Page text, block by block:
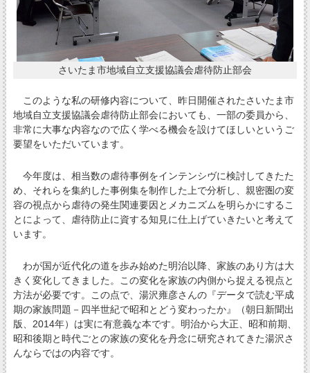
さいたま市地域自立支援協議会虐待防止部会
このような私の研修内容について、昨日開催されたさいたま市
地域自立支援協議会虐待防止部会においても、一部の委員から、
非常に大事な内容なので広く学べる機会を設けてほしいというご
要望をいただいています。
今年度は、相当数の虐待事例をインテンシヴに検討してきたた
め、それらを集約した事例集を制作した上で分析し、親密圏の変
容の視点から虐待の発生関連要因とメカニズムを明らかにするこ
とによって、虐待防止に資する知見に仕上げていきたいと考えて
います。
わが国が近代化の道を歩み始めた明治以降、家族のあり方は大
きく変化してきました。この変化を家族の内側から捉える視点と
方法が必要です。この点で、湯沢雍彦さんの『データで読む平成
期の家族問題－四半世紀で昭和とどう変わったか』（朝日新聞出
版、2014年）は実に有意義な本です。明治から大正、昭和前期、
昭和後期と時代ごとの家族の変化を丹念に研究されてきた湯沢さ
んならではの内容です。